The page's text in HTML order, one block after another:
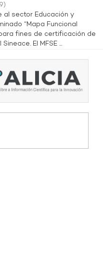
)
al sector Educación y
“Mapa Funcional
fines de certificación de
El MFSE ...